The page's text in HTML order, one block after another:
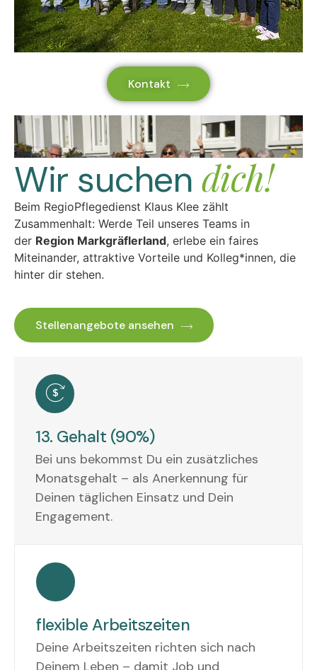
Kontakt
Wir suchen dich!
Beim RegioPflegedienst Klaus Klee zählt
Zusammenhalt: Werde Teil unseres Teams in
der Region Markgräflerland, erlebe ein faires
Miteinander, attraktive Vorteile und Kolleg*innen, die
hinter dir stehen.
Stellenangebote ansehen
13. Gehalt (90%)
Bei uns bekommst Du ein zusätzliches
Monatsgehalt – als Anerkennung für
Deinen täglichen Einsatz und Dein
Engagement.
flexible Arbeitszeiten
Deine Arbeitszeiten richten sich nach
Deinem Leben – damit Job und